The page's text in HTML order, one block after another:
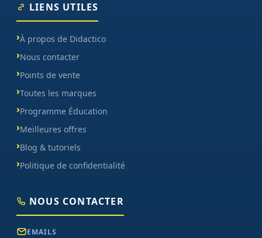
LIENS UTILES
À propos de Didactico
Nous contacter
Points de vente
Toutes les marques
Programme Éducation
Meilleures offres
Blog & tutoriels
Politique de confidentialité
NOUS CONTACTER
EMAILS